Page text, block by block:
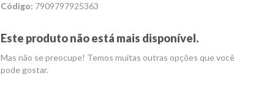
Código: 7909797925363
Este produto não está mais disponível.
Mas não se preocupe! Temos muitas outras opções que você
pode gostar.